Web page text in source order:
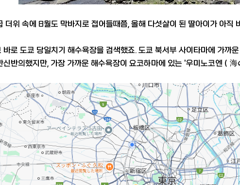
더위 속에 8월도 막바지로 접어들때쯤, 올해 다섯살이 된 딸아이가 아직
바로 도쿄 당일치기 해수욕장을 검색했죠. 도쿄 북서부 사이타마에 가까
신반의했지만, 가장 가까운 해수욕장이 요코하마에 있는 '우미노코엔（